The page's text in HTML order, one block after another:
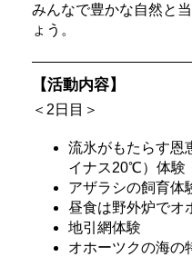
みんなで豊かな自然と
ょう。
【活動内容】
＜2日目＞
流氷がもたらす恩
イナス20℃）体験
アザラシの飼育体
昼食は野外炉でオ
地引網体験
オホーツクの海の